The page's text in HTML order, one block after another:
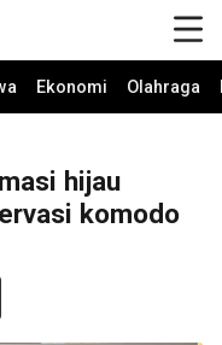
Ekonomi Olahraga
hijau
komodo